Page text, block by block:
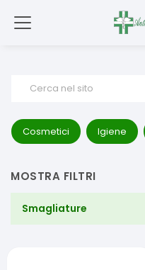
Cerca nel sito
Cosmetici Igiene
MOSTRA FILTRI
Smagliature